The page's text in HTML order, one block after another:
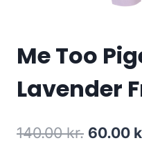
Me Too
Lavender
140.00kr. Original
60.00